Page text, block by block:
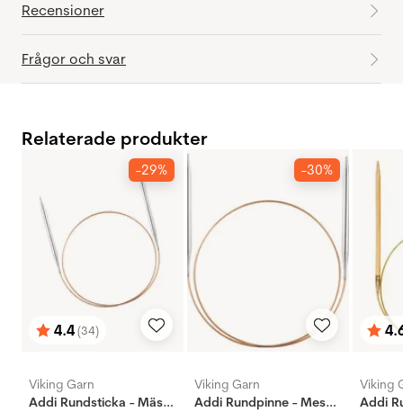
Recensioner
Frågor och svar
Relaterade produkter
-29%
Betyg:
4.4(34)
utav 5 stjärnor
Viking Garn
Addi Rundsticka - Mässing
-30%
Viking Garn
Addi Rundpinne - Messing - 60cm - 12mm
utav
Viking